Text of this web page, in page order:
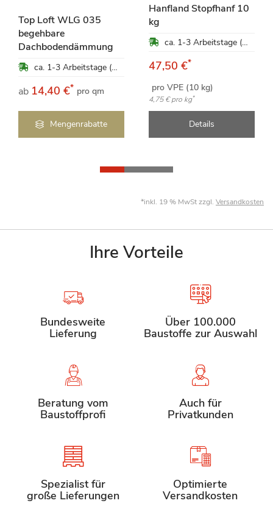
Top Loft WLG 035
begehbare
Dachbodendämmung
ca. 1-3 Arbeitstage (Mo-Fr)
ab 14,40 €* pro qm
Mengenrabatte
Hanfland Stopfhanf 10
kg
ca. 1-3 Arbeitstage (Mo-Fr)
47,50 €*
pro VPE (10 kg)
4,75 €pro kg*
Details
*inkl. 19 % MwSt zzgl. Versandkosten
Ihre Vorteile
Bundesweite
Lieferung
Über 100.000
Baustoffe zur Auswahl
Beratung vom
Baustoffprofi
Auch für
Privatkunden
Spezialist für
große Lieferungen
Optimierte
Versandkosten